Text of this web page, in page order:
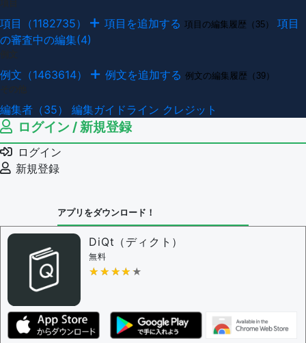
項目（1182735） 項目を追加する 項目の編集履歴（35）
項目
の審査中の編集(4)
例文（1463614） 例文を追加する 例文の編集履歴（39）
編集者（35） 編集ガイドライン クレジット
ログイン / 新規登録
ログイン
新規登録
アプリをダウンロード！
DiQt（ディクト）
無料
★★★★★
★★★★★